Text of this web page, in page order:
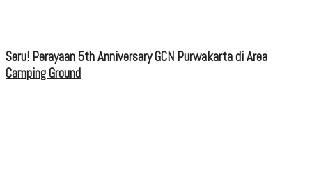
Seru! Perayaan 5th Anniversary GCN Purwakarta di Area
Camping Ground